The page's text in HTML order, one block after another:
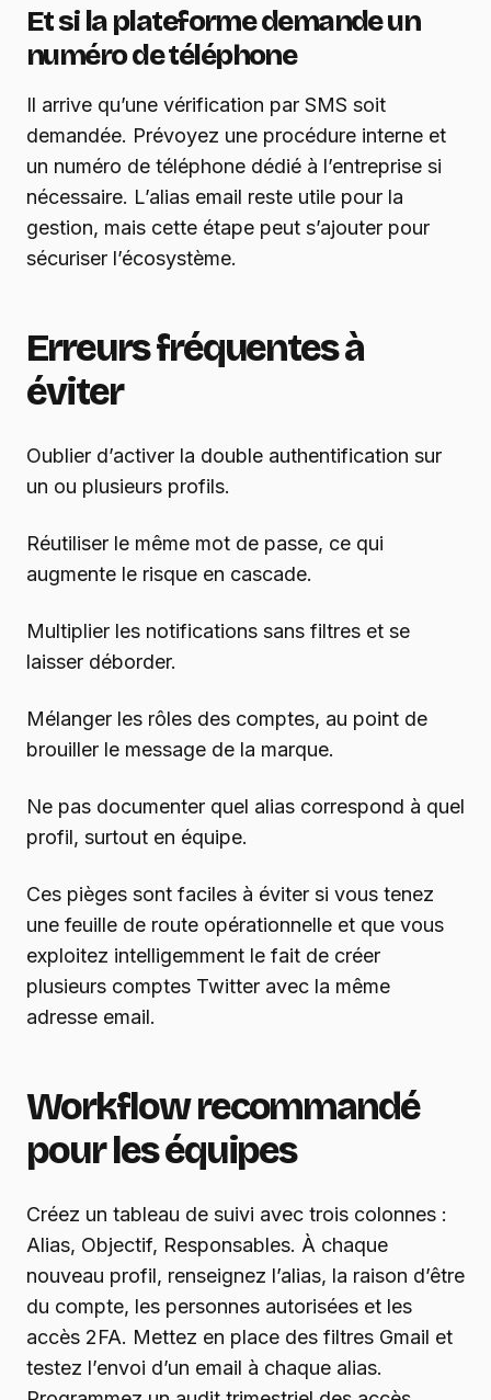
Et si la plateforme demande un
numéro de téléphone
Il arrive qu’une vérification par SMS soit
demandée. Prévoyez une procédure interne et
un numéro de téléphone dédié à l’entreprise si
nécessaire. L’alias email reste utile pour la
gestion, mais cette étape peut s’ajouter pour
sécuriser l’écosystème.
Erreurs fréquentes à
éviter
Oublier d’activer la double authentification sur
un ou plusieurs profils.
Réutiliser le même mot de passe, ce qui
augmente le risque en cascade.
Multiplier les notifications sans filtres et se
laisser déborder.
Mélanger les rôles des comptes, au point de
brouiller le message de la marque.
Ne pas documenter quel alias correspond à quel
profil, surtout en équipe.
Ces pièges sont faciles à éviter si vous tenez
une feuille de route opérationnelle et que vous
exploitez intelligemment le fait de créer
plusieurs comptes Twitter avec la même
adresse email.
Workflow recommandé
pour les équipes
Créez un tableau de suivi avec trois colonnes :
Alias, Objectif, Responsables. À chaque
nouveau profil, renseignez l’alias, la raison d’être
du compte, les personnes autorisées et les
accès 2FA. Mettez en place des filtres Gmail et
testez l’envoi d’un email à chaque alias.